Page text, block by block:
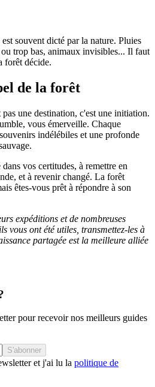
souvent dicté par la nature. Pluies
trop bas, animaux invisibles... Il faut
forêt décide.
de la forêt
une destination, c'est une initiation.
vous émerveille. Chaque
indélébiles et une profonde
vos certitudes, à remettre en
et à revenir changé. La forêt
êtes-vous prêt à répondre à son
expéditions et de nombreuses
vous ont été utiles, transmettez-les à
partagée est la meilleure alliée
pour recevoir nos meilleurs guides
S'abonner
et j'ai lu la politique de